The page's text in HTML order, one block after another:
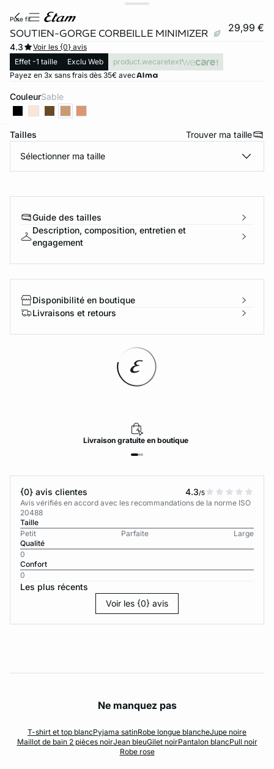
pure fit
SOUTIEN-GORGE CORBEILLE MINIMIZER 29,99 €
4.3
Voir les {0} avis
Effet -1 taille
Exclu Web
product.wecaretext
Payez en 3x sans frais dès 35€ avec
Couleur sable
Tailles Trouver ma taille
Sélectionner ma taille
Guide des tailles
Description, composition, entretien et
engagement
Disponibilité en boutique
Livraisons et retours
Livraisongratuiteen boutique
{0} avis clientes 4.3/5
Avis vérifiés en accord avec les recommandations de la norme ISO
20488
Taille
Petit
Parfaite
Large
Qualité
0
Confort
0
Les plus récents
Voir les {0} avis
Ne manquez pas
T-shirt et top blancPyjama satinRobe longue blancheJupe noire
Maillot de bain 2 pièces noirJean bleuGilet noirPantalon blancPull noir
Robe rose